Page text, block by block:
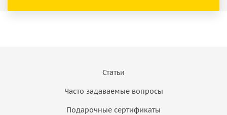
Статьи
Часто задаваемые вопросы
Подарочные сертификаты